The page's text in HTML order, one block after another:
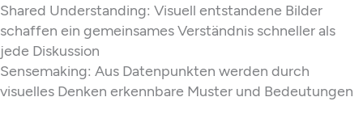
Shared Understanding: Visuell entstandene Bilder
schaffen ein gemeinsames Verständnis schneller als
jede Diskussion
Sensemaking: Aus Datenpunkten werden durch
visuelles Denken erkennbare Muster und Bedeutungen